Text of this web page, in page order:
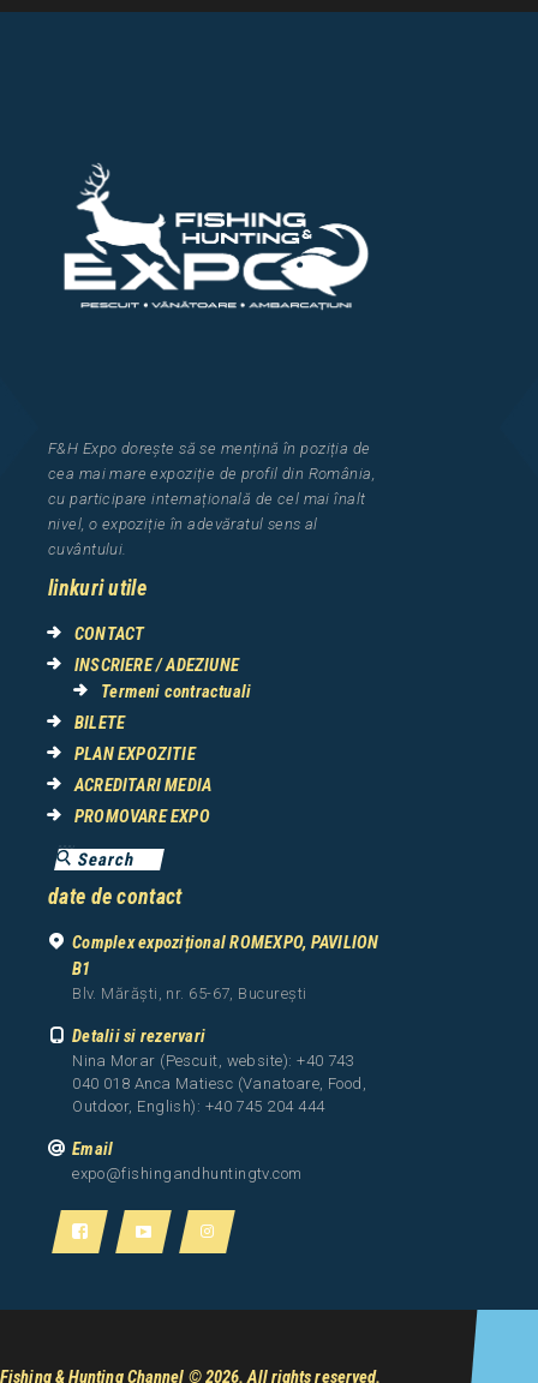
F&H Expo dorește să se mențină în poziția de
cea mai mare expoziție de profil din România
cu participare internațională de cel maiînalt
nivel, o expoziție în adevăratul sens al
cuvântului.
linkuri utile
CONTACT
INSCRIERE / ADEZIUNE
Termeni contractuali
BILETE
PLAN EXPOZITIE
ACREDITARI MEDIA
PROMOVARE EXPO
date de contact
Complex expozițional ROMEXPO, PAVILION
B1
Blv. Mărăști, nr. 65-67, București
Detalii si rezervari
Nina Morar (Pescuit, website): +40 743
040 018 Anca Matiesc (Vanatoare, Food,
Outdoor, English): +40 745 204 444
Email
expo@fishingandhuntingtv.com
Fishing & Hunting Channel © 2026. All rights reserved.